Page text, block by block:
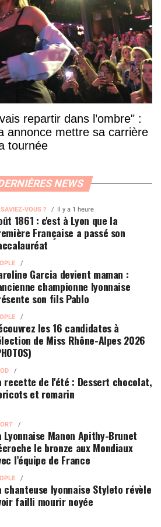
repartir dans l’ombre" :
annonce mettre sa carrière
tournée
NEWS
SAVIEZ-VOUS ? Il y a 1 heure
1861 : c'est à Lyon que la
Française a passé son
Garcia devient maman :
championne lyonnaise
son fils Pablo
les 16 candidates à
de Miss Rhône-Alpes 2026
recette de l'été : Dessert chocolat,
et romarin
Lyonnaise Manon Apithy-Brunet
le bronze aux Mondiaux
l’équipe de France
chanteuse lyonnaise Styleto révèle
failli mourir noyée